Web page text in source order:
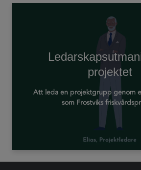
projektet
Att leda en projektgrupp genom
som Frostviks